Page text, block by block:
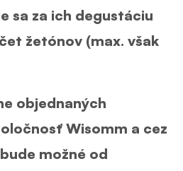
sa za ich degustáciu
žetónov (max. však
objednaných
Wisomm a cez
možné od